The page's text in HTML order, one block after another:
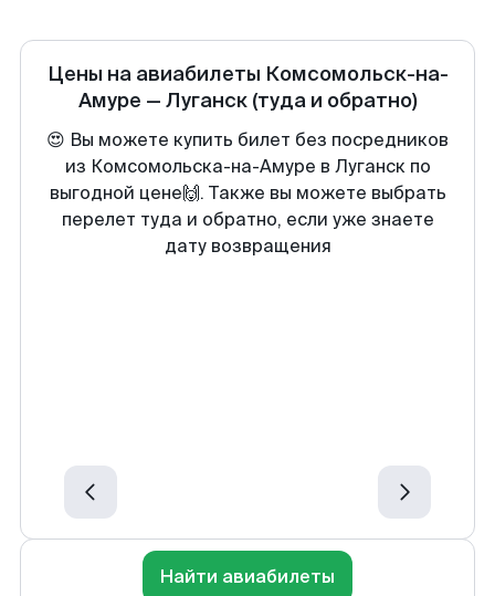
Цены на авиабилеты Комсомольск-на-
Амуре — Луганск (туда и обратно)
😍 Вы можете купить билет без посредников
из Комсомольска-на-Амуре в Луганск по
выгодной цене🙌. Также вы можете выбрать
перелет туда и обратно, если уже знаете
дату возвращения
Найти авиабилеты